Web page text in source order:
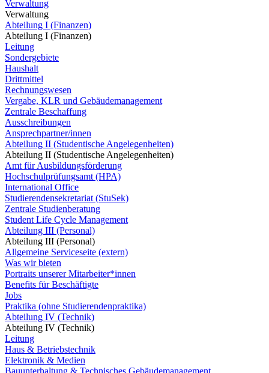
Verwaltung
Verwaltung
Abteilung I (Finanzen)
Abteilung I (Finanzen)
Leitung
Sondergebiete
Haushalt
Drittmittel
Rechnungswesen
Vergabe, KLR und Gebäudemanagement
Zentrale Beschaffung
Ausschreibungen
Ansprechpartner/innen
Abteilung II (Studentische Angelegenheiten)
Abteilung II (Studentische Angelegenheiten)
Amt für Ausbildungsförderung
Hochschulprüfungsamt (HPA)
International Office
Studierendensekretariat (StuSek)
Zentrale Studienberatung
Student Life Cycle Management
Abteilung III (Personal)
Abteilung III (Personal)
Allgemeine Serviceseite (extern)
Was wir bieten
Portraits unserer Mitarbeiter*innen
Benefits für Beschäftigte
Jobs
Praktika (ohne Studierendenpraktika)
Abteilung IV (Technik)
Abteilung IV (Technik)
Leitung
Haus & Betriebstechnik
Elektronik & Medien
Bauunterhaltung & Technisches Gebäudemanagement